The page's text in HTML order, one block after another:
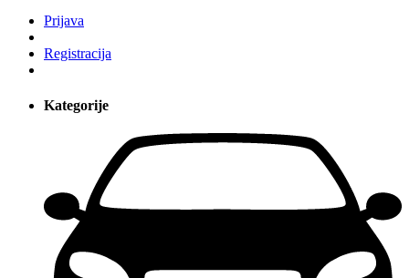
Prijava
Registracija
Kategorije